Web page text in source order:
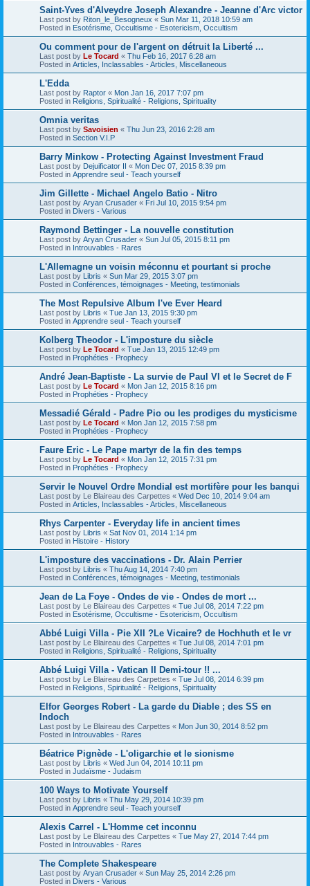
Saint-Yves d'Alveydre Joseph Alexandre - Jeanne d'Arc victor
Last post by Riton_le_Besogneux « Sun Mar 11, 2018 10:59 am
Posted in Esotérisme, Occultisme - Esotericism, Occultism
Ou comment pour de l'argent on détruit la Liberté ...
Last post by Le Tocard « Thu Feb 16, 2017 6:28 am
Posted in Articles, Inclassables - Articles, Miscellaneous
L'Edda
Last post by Raptor « Mon Jan 16, 2017 7:07 pm
Posted in Religions, Spiritualité - Religions, Spirituality
Omnia veritas
Last post by Savoisien « Thu Jun 23, 2016 2:28 am
Posted in Section V.I.P
Barry Minkow - Protecting Against Investment Fraud
Last post by Dejuificator II « Mon Dec 07, 2015 8:39 pm
Posted in Apprendre seul - Teach yourself
Jim Gillette - Michael Angelo Batio - Nitro
Last post by Aryan Crusader « Fri Jul 10, 2015 9:54 pm
Posted in Divers - Various
Raymond Bettinger - La nouvelle constitution
Last post by Aryan Crusader « Sun Jul 05, 2015 8:11 pm
Posted in Introuvables - Rares
L'Allemagne un voisin méconnu et pourtant si proche
Last post by Libris « Sun Mar 29, 2015 3:07 pm
Posted in Conférences, témoignages - Meeting, testimonials
The Most Repulsive Album I've Ever Heard
Last post by Libris « Tue Jan 13, 2015 9:30 pm
Posted in Apprendre seul - Teach yourself
Kolberg Theodor - L'imposture du siècle
Last post by Le Tocard « Tue Jan 13, 2015 12:49 pm
Posted in Prophéties - Prophecy
André Jean-Baptiste - La survie de Paul VI et le Secret de F
Last post by Le Tocard « Mon Jan 12, 2015 8:16 pm
Posted in Prophéties - Prophecy
Messadié Gérald - Padre Pio ou les prodiges du mysticisme
Last post by Le Tocard « Mon Jan 12, 2015 7:58 pm
Posted in Prophéties - Prophecy
Faure Eric - Le Pape martyr de la fin des temps
Last post by Le Tocard « Mon Jan 12, 2015 7:31 pm
Posted in Prophéties - Prophecy
Servir le Nouvel Ordre Mondial est mortifère pour les banqui
Last post by Le Blaireau des Carpettes « Wed Dec 10, 2014 9:04 am
Posted in Articles, Inclassables - Articles, Miscellaneous
Rhys Carpenter - Everyday life in ancient times
Last post by Libris « Sat Nov 01, 2014 1:14 pm
Posted in Histoire - History
L'imposture des vaccinations - Dr. Alain Perrier
Last post by Libris « Thu Aug 14, 2014 7:40 pm
Posted in Conférences, témoignages - Meeting, testimonials
Jean de La Foye - Ondes de vie - Ondes de mort ...
Last post by Le Blaireau des Carpettes « Tue Jul 08, 2014 7:22 pm
Posted in Esotérisme, Occultisme - Esotericism, Occultism
Abbé Luigi Villa - Pie XII ?Le Vicaire? de Hochhuth et le vr
Last post by Le Blaireau des Carpettes « Tue Jul 08, 2014 7:01 pm
Posted in Religions, Spiritualité - Religions, Spirituality
Abbé Luigi Villa - Vatican II Demi-tour !! ...
Last post by Le Blaireau des Carpettes « Tue Jul 08, 2014 6:39 pm
Posted in Religions, Spiritualité - Religions, Spirituality
Elfor Georges Robert - La garde du Diable ; des SS en
Indoch
Last post by Le Blaireau des Carpettes « Mon Jun 30, 2014 8:52 pm
Posted in Introuvables - Rares
Béatrice Pignède - L'oligarchie et le sionisme
Last post by Libris « Wed Jun 04, 2014 10:11 pm
Posted in Judaïsme - Judaism
100 Ways to Motivate Yourself
Last post by Libris « Thu May 29, 2014 10:39 pm
Posted in Apprendre seul - Teach yourself
Alexis Carrel - L'Homme cet inconnu
Last post by Le Blaireau des Carpettes « Tue May 27, 2014 7:44 pm
Posted in Introuvables - Rares
The Complete Shakespeare
Last post by Aryan Crusader « Sun May 25, 2014 2:26 pm
Posted in Divers - Various